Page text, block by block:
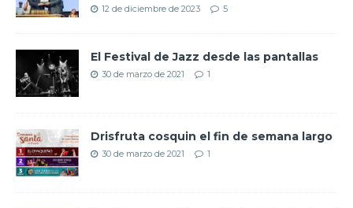
12 de diciembre de 2023 5
El Festival de Jazz desde las pantallas
30 de marzo de 2021 1
Drisfruta cosquin el fin de semana largo
30 de marzo de 2021 1